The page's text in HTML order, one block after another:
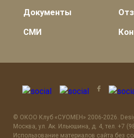
Документы
СМИ
© OКОО Клуб «СУОМЕН» 2006-2026.
Москва, ул. Ак. Ильюшина, д. 4, тел. +7
Использование материалов сайта без